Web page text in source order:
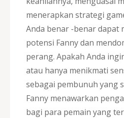
menerapkan strategi
Anda benar -benar dapat
potensi Fanny dan
perang. Apakah Anda
atau hanya menikmati
sebagai pembunuh yang
Fanny menawarkan
bagi para pemain yang